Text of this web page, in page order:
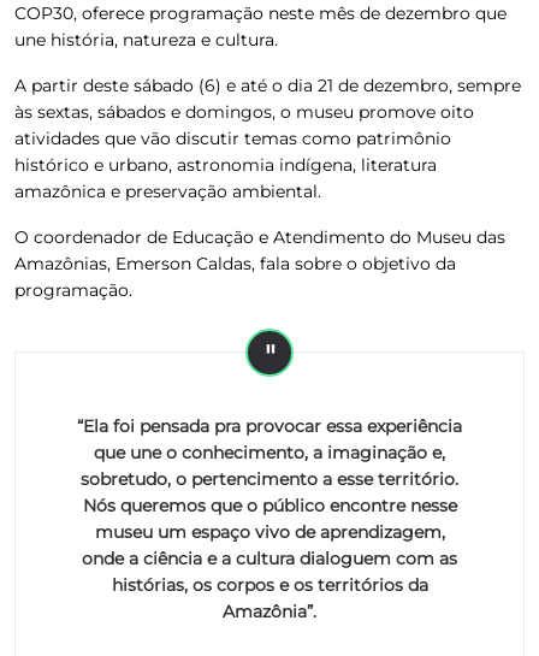
COP30, oferece programação neste mês de dezembro que
une história, natureza e cultura.
A partir deste sábado (6) e até o dia 21 de dezembro, sempre
às sextas, sábados e domingos, o museu promove oito
atividades que vão discutir temas como patrimônio
histórico e urbano, astronomia indígena, literatura
amazônica e preservação ambiental.
O coordenador de Educação e Atendimento do Museu das
Amazônias, Emerson Caldas, fala sobre o objetivo da
programação.
“Ela foi pensada pra provocar essa experiência
que une o conhecimento, a imaginação e,
sobretudo, o pertencimento a esse território.
Nós queremos que o público encontre nesse
museu um espaço vivo de aprendizagem,
onde a ciência e a cultura dialoguem com as
histórias, os corpos e os territórios da
Amazônia”.